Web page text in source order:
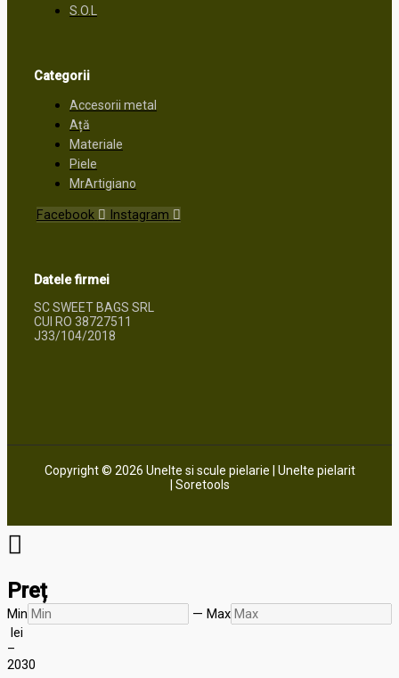
S.O.L
Categorii
Accesorii metal
Ață
Materiale
Piele
MrArtigiano
Facebook Instagram
Datele firmei
SC SWEET BAGS SRL
CUI RO 38727511
J33/104/2018
Copyright © 2026 Unelte si scule pielarie | Unelte pielarit
| Soretools
Preț
Min — Max
lei
–
2030